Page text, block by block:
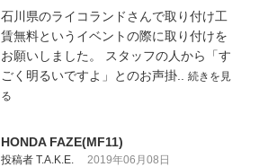
石川県のライコランドさんで取り付け工
賃無料というイベントの際に取り付けを
お願いしました。 スタッフの人から「す
ごく明るいですよ」とのお声掛.. 続きを見
る
HONDA FAZE(MF11)
投稿者 T.A.K.E. 2019年06月08日